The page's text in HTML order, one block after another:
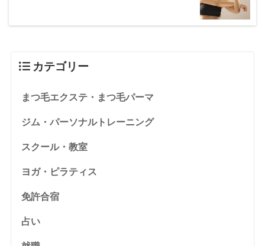
カテゴリー
まつ毛エクステ・まつ毛パーマ
ジム・パーソナルトレーニング
スクール・教室
ヨガ・ピラティス
免許合宿
占い